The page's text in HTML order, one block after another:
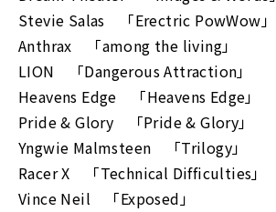
Stevie Salas 「Erectric PowWow」
Anthrax 「among the living」
LION 「Dangerous Attraction」
Heavens Edge 「Heavens Edge」
Pride & Glory 「Pride & Glory」
Yngwie Malmsteen 「Trilogy」
Racer X 「Technical Difficulties」
Vince Neil 「Exposed」